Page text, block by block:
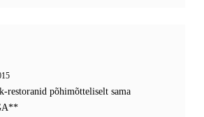
restoranid põhimõtteliselt sama